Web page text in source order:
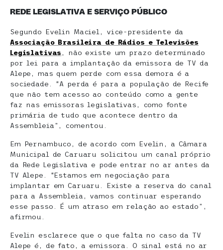
REDE LEGISLATIVA E SERVIÇO PÚBLICO
Segundo Evelin Maciel, vice-presidente da
Associação Brasileira de Rádios e Televisões
Legislativas , não existe um prazo determinado
por lei para a implantação da emissora de TV da
Alepe, mas quem perde com essa demora é a
sociedade. “A perda é para a população de Recife
que não tem acesso ao conteúdo como a gente
faz nas emissoras legislativas, como fonte
primária de tudo que acontece dentro da
Assembleia”, comentou.
Em Pernambuco, de acordo com Evelin, a Câmara
Municipal de Caruaru solicitou um canal próprio
da Rede Legislativa e pode entrar no ar antes da
TV Alepe. “Estamos em negociação para
implantar em Caruaru. Existe a reserva do canal
para a Assembleia, vamos continuar esperando
esse passo. É um atraso em relação ao estado”,
afirmou.
Evelin esclarece que o que falta no caso da TV
Alepe é, de fato, a emissora. O sinal está no ar